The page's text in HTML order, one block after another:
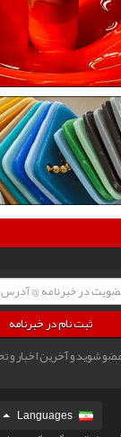
ثبت نام در خبرنامه
شوید و آخرین اخبار و